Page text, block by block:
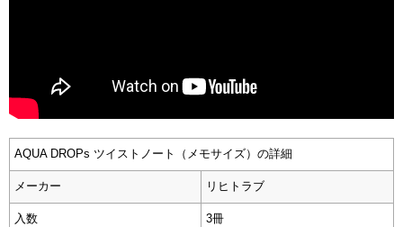
AQUA DROPs ツイストノート（メモサイズ）の詳細
メーカー リヒトラブ
入数 3冊